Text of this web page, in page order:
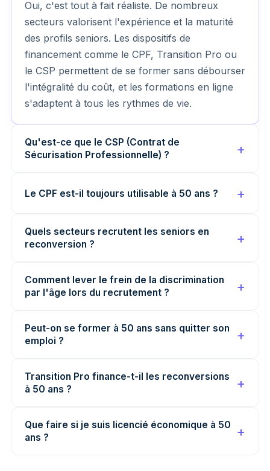
Oui, c'est tout à fait réaliste. De nombreux
secteurs valorisent l'expérience et la maturité
des profils seniors. Les dispositifs de
financement comme le CPF, Transition Pro ou
le CSP permettent de se former sans débourser
l'intégralité du coût, et les formations en ligne
s'adaptent à tous les rythmes de vie.
Qu'est-ce que le CSP (Contrat de
Sécurisation Professionnelle) ?
Le CPF est-il toujours utilisable à 50 ans ?
Quels secteurs recrutent les seniors en
reconversion ?
Comment lever le frein de la discrimination
par l'âge lors du recrutement ?
Peut-on se former à 50 ans sans quitter son
emploi ?
Transition Pro finance-t-il les reconversions
à 50 ans ?
Que faire si je suis licencié économique à 50
ans ?